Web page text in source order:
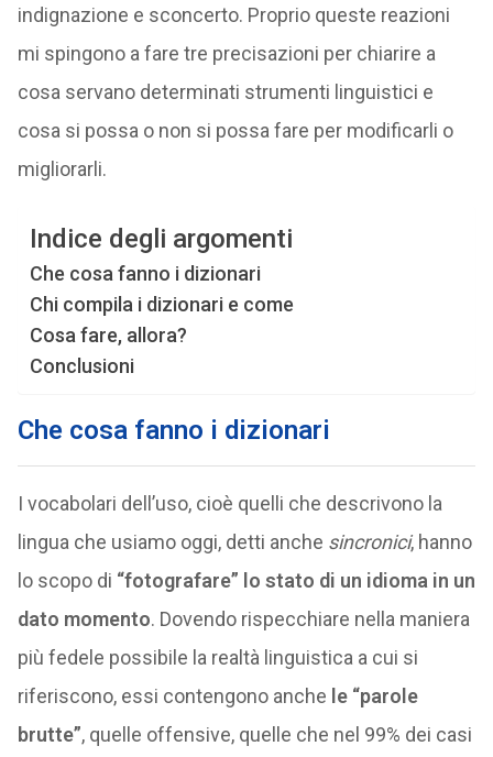
indignazione e sconcerto. Proprio queste reazioni
mi spingono a fare tre precisazioni per chiarire a
cosa servano determinati strumenti linguistici e
cosa si possa o non si possa fare per modificarli o
migliorarli.
Indice degli argomenti
Che cosa fanno i dizionari
Chi compila i dizionari e come
Cosa fare, allora?
Conclusioni
Che cosa fanno i dizionari
I vocabolari dell’uso, cioè quelli che descrivono la
lingua che usiamo oggi, detti anche sincronici, hanno
lo scopo di “fotografare” lo stato di un idioma in un
dato momento. Dovendo rispecchiare nella maniera
più fedele possibile la realtà linguistica a cui si
riferiscono, essi contengono anche le “parole
brutte”, quelle offensive, quelle che nel 99% dei casi